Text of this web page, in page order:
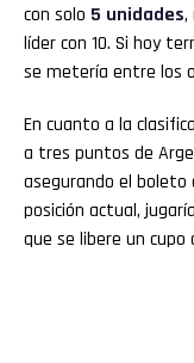
con solo 5 unidades,
líder con 10. Si hoy
se metería entre los
En cuanto a la
a tres puntos de
asegurando el
posición actual,
que se libere un